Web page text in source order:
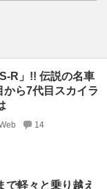
R」!! 伝説の名車
ら7代目スカイラ
14
で軽々と乗り越え